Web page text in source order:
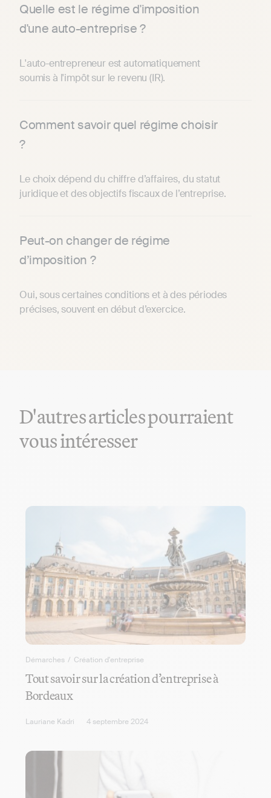
Quelle est le régime d'imposition
d'une auto-entreprise ?
L'auto-entrepreneur est automatiquement
soumis à l'impôt sur le revenu (IR).
Comment savoir quel régime choisir
?
Le choix dépend du chiffre d’affaires, du statut
juridique et des objectifs fiscaux de l’entreprise.
Peut-on changer de régime
d’imposition ?
Oui, sous certaines conditions et à des périodes
précises, souvent en début d’exercice.
D'autres articles pourraient
vous intéresser
Démarches / Création d'entreprise
Tout savoir sur la création d’entreprise à
Bordeaux
Lauriane Kadri 4 septembre 2024